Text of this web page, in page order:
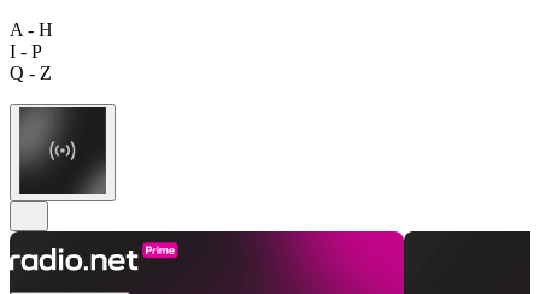
A - H
I - P
Q - Z